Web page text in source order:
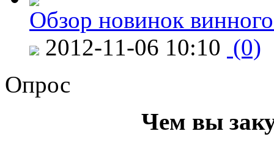
Обзор новинок
2012-11-06 10:10 (0)
Опрос
Чем вы